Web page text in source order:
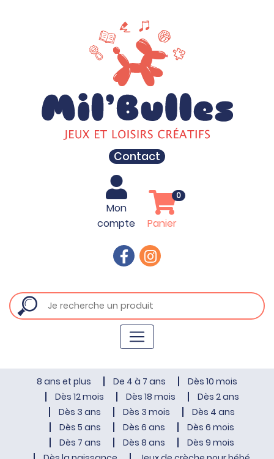
Contact
Mon
compte
Panier
0
8 ans et plus De 4 à 7 ans
Dès 10 mois
Dès 12 mois
Dès 18 mois
Dès 2 ans
Dès 3 ans
Dès 3 mois
Dès 4 ans
Dès 5 ans
Dès 6 ans
Dès 6 mois
Dès 7 ans
Dès 8 ans
Dès 9 mois